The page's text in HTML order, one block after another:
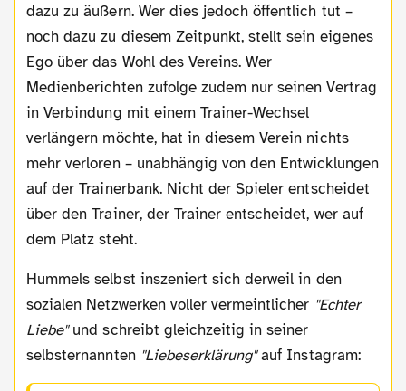
dazu zu äußern. Wer dies jedoch öffentlich tut –
noch dazu zu diesem Zeitpunkt, stellt sein eigenes
Ego über das Wohl des Vereins. Wer
Medienberichten zufolge zudem nur seinen Vertrag
in Verbindung mit einem Trainer-Wechsel
verlängern möchte, hat in diesem Verein nichts
mehr verloren – unabhängig von den Entwicklungen
auf der Trainerbank. Nicht der Spieler entscheidet
über den Trainer, der Trainer entscheidet, wer auf
dem Platz steht.
Hummels selbst inszeniert sich derweil in den
sozialen Netzwerken voller vermeintlicher "Echter
Liebe"und schreibt gleichzeitig in seiner
selbsternannten "Liebeserklärung"auf Instagram: